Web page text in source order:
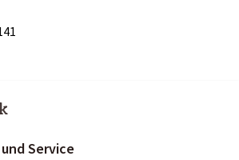
Service